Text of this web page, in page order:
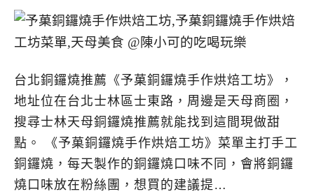
台北銅鑼燒推薦《予菓銅鑼燒手作烘焙工坊》，
地址位在台北士林區士東路，周邊是天母商圈，
搜尋士林天母銅鑼燒推薦就能找到這間現做甜
點。 《予菓銅鑼燒手作烘焙工坊》菜單主打手工
銅鑼燒，每天製作的銅鑼燒口味不同，會將銅鑼
燒口味放在粉絲團，想買的建議提…